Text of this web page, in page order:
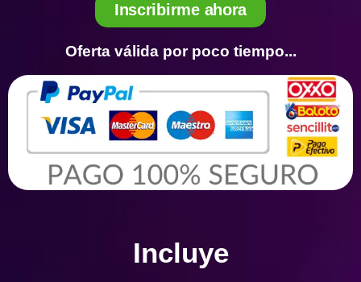
Inscribirme ahora
Oferta válida por poco tiempo...
Incluye